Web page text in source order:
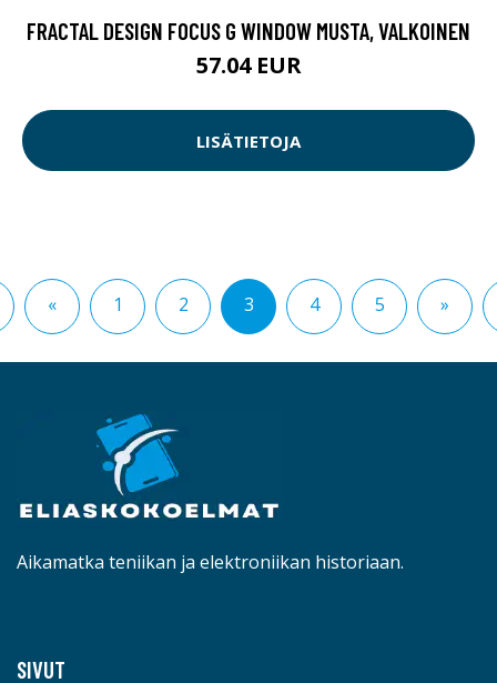
FRACTAL DESIGN FOCUS G WINDOW MUSTA, VALKOINEN
57.04 EUR
LISÄTIETOJA
« 1 2 3 4 5 »
Aikamatka teniikan ja elektroniikan historiaan.
SIVUT